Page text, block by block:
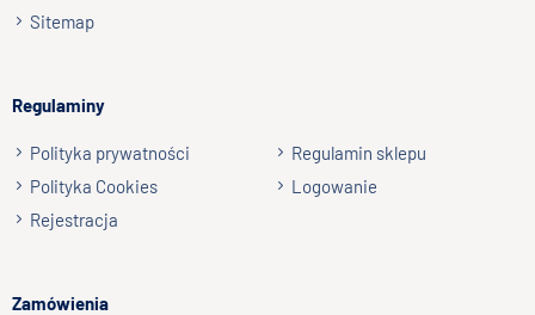
Wyślij opinię
Sitemap
Regulaminy
Polityka prywatności
Regulamin sklepu
Polityka Cookies
Logowanie
Rejestracja
Zamówienia